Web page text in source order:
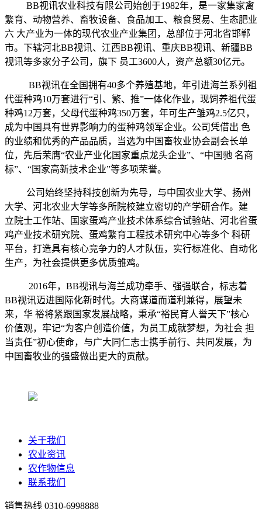
BB视讯农业科技有限公司始创于1982年，是一家集家禽
繁育、动物营养、畜牧设备、食品加工、粮食贸易、生态肥业
六 大产业为一体的现代农业产业集团，总部位于河北省邯郸
市。下辖河北BB视讯、江西BB视讯、重庆BB视讯、新疆BB
视讯等多家分子公司，旗下 员工3600人，资产总额30亿元。
BB视讯在全国拥有40多个养殖基地，年引进海兰系列祖
代蛋种鸡10万套进行“引、繁、推”一体化作业，现饲养祖代蛋
种鸡12万套，父母代蛋种鸡350万套，年可生产雏鸡2.5亿只，
成为中国具有世界影响力的蛋种鸡领军企业。公司凭借出 色
的业绩和优秀的产品品质，当选为中国畜牧业协会副会长单
位，先后荣膺“农业产业化国家重点龙头企业”、“中国驰 名商
标”、“国家高新技术企业”等多项荣誉。
公司始终坚持科技创新为先导，与中国农业大学、扬州
大学、河北农业大学等多所院校建立密切的产学研合作。建
立院士工作站、国家蛋鸡产业技术体系综合试验站、河北省蛋
鸡产业技术研究院、蛋鸡繁育工程技术研究中心等多个 科研
平台，打造具有核心竞争力的人才队伍，实行标准化、自动化
生产，为社会提供更多优质雏鸡。
2016年，BB视讯与海兰成功牵手、强强联合，标志着
BB视讯迈进国际化新时代。大商谋道而道利兼得，展望未
来，华 裕将紧跟国家发展战略，秉承“裕民育人誉天下”核心
价值观，牢记“为客户创造价值，为员工成就梦想，为社会 担
当责任”初心使命，与广大同仁志士携手前行、共同发展，为
中国畜牧业的强盛做出更大的贡献。
关于我们
农业资讯
农作物信息
联系我们
销售热线 0310-6998888